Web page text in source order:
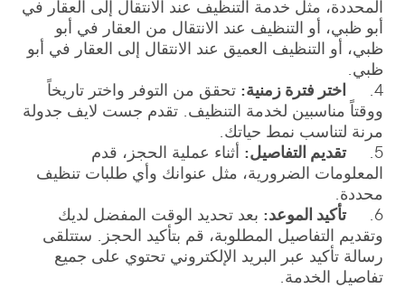
المحددة، مثل خدمة التنظيف عند الانتقال إلى العقار في
أبو ظبي، أو التنظيف عند الانتقال من العقار في أبو
ظبي، أو التنظيف العميق عند الانتقال إلى العقار في أبو
ظبي.
4.
اختر فترة زمنية: تحقق من التوفر واختر تاريخاً
ووقتاً مناسبين لخدمة التنظيف. تقدم جست لايف جدولة
مرنة لتناسب نمط حياتك.
5.
تقديم التفاصيل: أثناء عملية الحجز، قدم
المعلومات الضرورية، مثل عنوانك وأي طلبات تنظيف
محددة.
6.
تأكيد الموعد: بعد تحديد الوقت المفضل لديك
وتقديم التفاصيل المطلوبة، قم بتأكيد الحجز. ستتلقى
رسالة تأكيد عبر البريد الإلكتروني تحتوي على جميع
تفاصيل الخدمة.